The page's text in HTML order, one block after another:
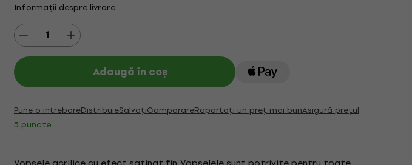
Informații despre livrare
Adaugă în coș
Pune o intrebareDistribuieSalvațiComparareRaportați un preț mai bunAsigură prețul
5 puncte